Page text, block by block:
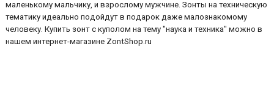
маленькому мальчику, и взрослому мужчине. Зонты на техническую
тематику идеально подойдут в подарок даже малознакомому
человеку. Купить зонт с куполом на тему "наука и техника" можно в
нашем интернет-магазине ZontShop.ru